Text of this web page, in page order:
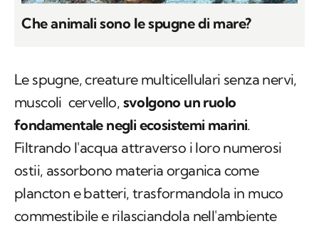
Che animali sono le spugne di mare?
Le spugne, creature multicellulari senza nervi,
muscoli cervello, svolgono un ruolo
fondamentale negli ecosistemi marini.
Filtrando l'acqua attraverso i loro numerosi
ostii, assorbono materia organica come
plancton e batteri, trasformandola in muco
commestibile e rilasciandola nell'ambiente